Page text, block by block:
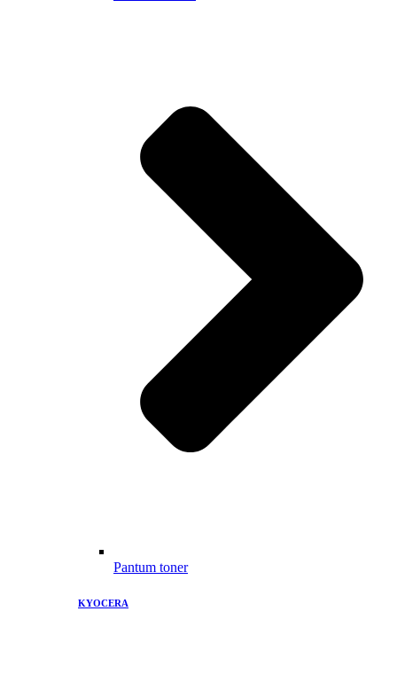
Pantum toner
KYOCERA